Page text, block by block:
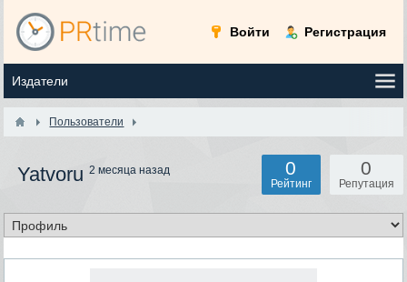
Войти Регистрация
Пользователи
Yatvoru2 месяца назад 0
Репутация
0
Рейтинг